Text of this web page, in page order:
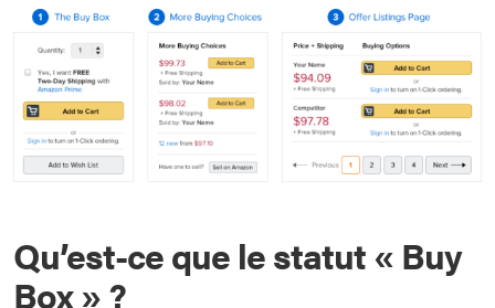
Qu’est-ce que le statut « Buy
Box » ?